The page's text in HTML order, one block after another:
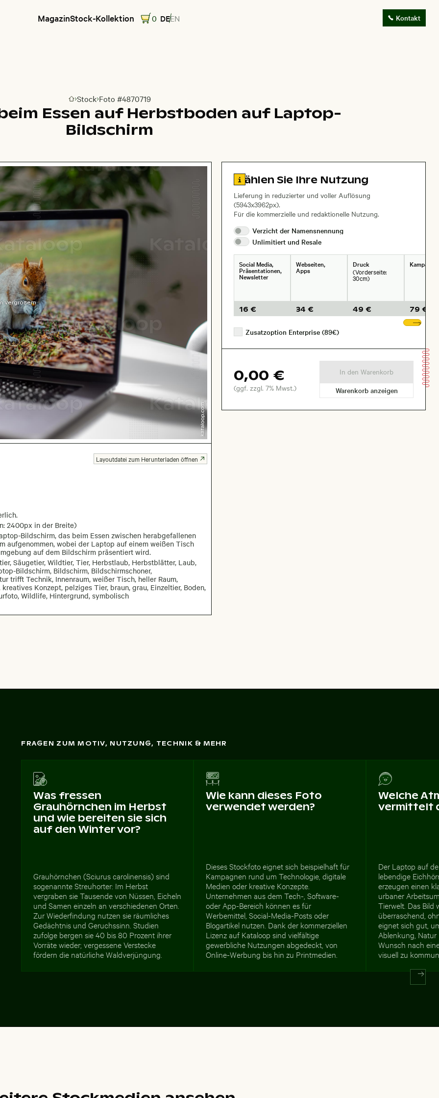
MagazinStock-Kollektion 0 DEEN Kontakt
Zur Homepage
Stock Foto #4870719
Essen auf Herbstboden auf Laptop-
Bildschirm
Vergrößern
2400px in der Breite)
Bildschirm, das beim Essen zwischen herabgefallenen
aufgenommen, wobei der Laptop auf einem weißen Tisch
auf dem Bildschirm präsentiert wird.
Säugetier, Wildtier, Tier, Herbstlaub, Herbstblätter, Laub,
Bildschirm, Bildschirm, Bildschirmschoner,
trifft Technik, Innenraum, weißer Tisch, heller Raum,
Konzept, pelziges Tier, braun, grau, Einzeltier, Boden,
Wildlife, Hintergrund, symbolisch
Layoutdatei zum Herunterladen öffnen
Zu den Lizenzinformationen springen
Wählen Sie Ihre Nutzung
Lieferung in reduzierter und voller Auflösung
(5943x3962px).
Für die kommerzielle und redaktionelle Nutzung.
Verzicht der Namensnennung
Unlimitiert und Resale
Social Media,
Präsentationen,
Newsletter
16 €
Webseiten,
Apps
34 €
Druck
(Vorderseite:
30cm)
49 €
79 €
Zusatzoption Enterprise (89€)
0,00 €
(ggf. zzgl. 7% Mwst.)
In den Warenkorb
Warenkorb anzeigen
FRAGEN ZUM MOTIV, NUTZUNG, TECHNIK & MEHR
Was fressen
Grauhörnchen im Herbst
und wie bereiten sie sich
auf den Winter vor?
Grauhörnchen (Sciurus carolinensis) sind
sogenannte Streuhorter: Im Herbst
vergraben sie Tausende von Nüssen, Eicheln
und Samen einzeln an verschiedenen Orten.
Zur Wiederfindung nutzen sie räumliches
Gedächtnis und Geruchssinn. Studien
zufolge bergen sie 40 bis 80 Prozent ihrer
Vorräte wieder; vergessene Verstecke
fördern die natürliche Waldverjüngung.
Wie kann dieses Foto
verwendet werden?
Dieses Stockfoto eignet sich beispielhaft für
Kampagnen rund um Technologie, digitale
Medien oder kreative Konzepte.
Unternehmen aus dem Tech-, Software-
oder App-Bereich können es für
Werbemittel, Social-Media-Posts oder
Blogartikel nutzen. Dank der kommerziellen
Lizenz auf Kataloop sind vielfältige
gewerbliche Nutzungen abgedeckt, von
Online-Werbung bis hin zu Printmedien.
Welche
vermittelt
Der Laptop auf
lebendige
erzeugen einen
urbaner
Tierwelt. Das Bild
überraschend,
eignet sich gut,
Ablenkung,
Wunsch nach
visuell zu